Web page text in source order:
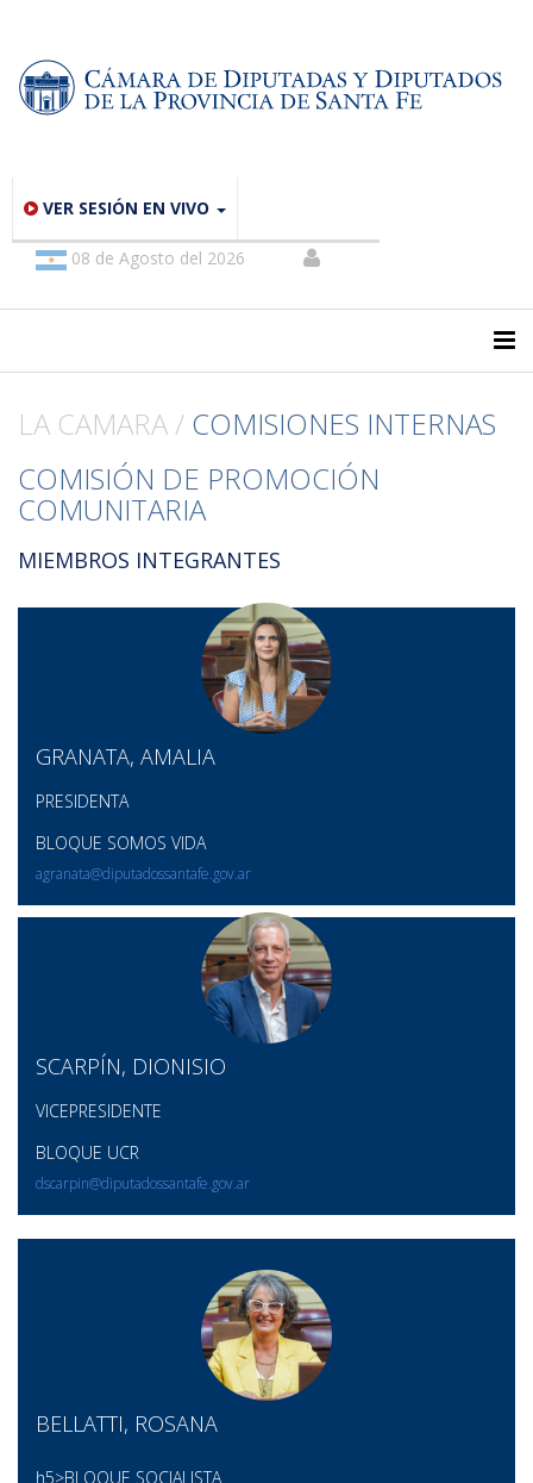
VER SESIÓN EN VIVO
08 de Agosto del 2026
LA CAMARA / COMISIONES INTERNAS
COMISIÓN DE PROMOCIÓN
COMUNITARIA
MIEMBROS INTEGRANTES
GRANATA, AMALIA
PRESIDENTA
BLOQUE SOMOS VIDA
agranata@diputadossantafe.gov.ar
SCARPÍN, DIONISIO
VICEPRESIDENTE
BLOQUE UCR
dscarpin@diputadossantafe.gov.ar
BELLATTI, ROSANA
h5>BLOQUE SOCIALISTA